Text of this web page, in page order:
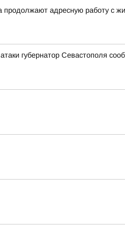
продолжают адресную работу с
губернатор Севастополя